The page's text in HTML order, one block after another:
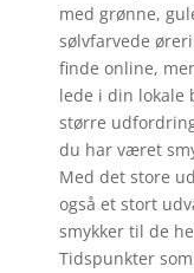
med grønne,
sølvfarvede
finde online,
lede i din lokale
større
du har været
Med det store
også et stort
smykker til de
Tidspunkter